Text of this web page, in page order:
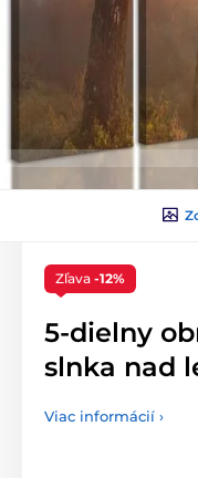
Zľava -12%
5-dielny
slnka nad
Viac informácií ›